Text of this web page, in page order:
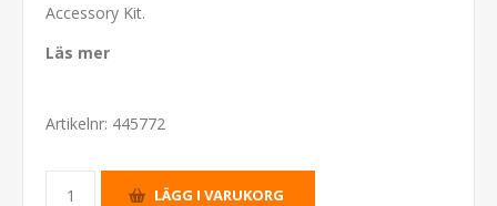
Accessory Kit.
Läs mer
Artikelnr: 445772